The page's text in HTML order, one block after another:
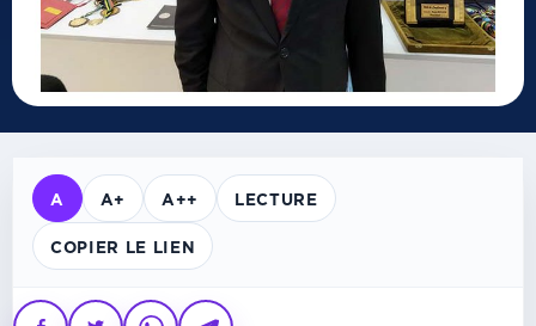
A A+ A++ LECTURE
COPIER LE LIEN